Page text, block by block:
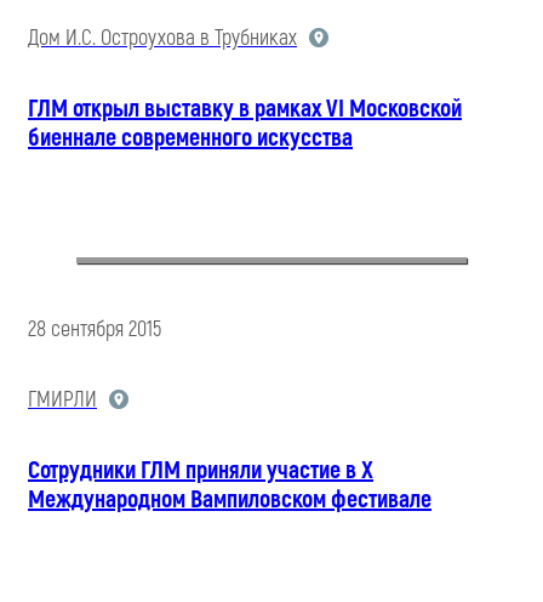
Дом И.С. Остроухова в Трубниках
ГЛМ открыл выставку в рамках VI Московской
биеннале современного искусства
28 сентября 2015
ГМИРЛИ
Сотрудники ГЛМ приняли участие в X
Международном Вампиловском фестивале